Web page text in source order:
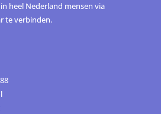
heel Nederland mensen via
te verbinden.